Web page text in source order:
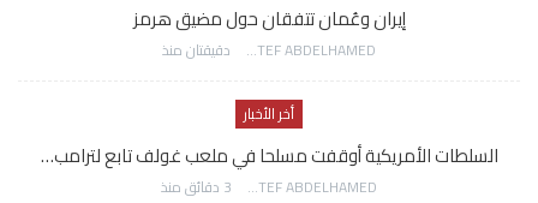
إيران وعُمان تتفقان حول مضيق هرمز
AWATEF ABDELHAMED دقيقتان منذ
أخر الأخبار
السلطات الأمريكية أوقفت مسلحا في ملعب غولف تابع لترامب…
AWATEF ABDELHAMED 3 دقائق منذ